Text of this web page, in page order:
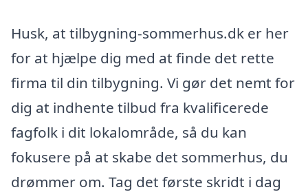
Husk, at tilbygning-sommerhus.dk er her
for at hjælpe dig med at finde det rette
firma til din tilbygning. Vi gør det nemt for
dig at indhente tilbud fra kvalificerede
fagfolk i dit lokalområde, så du kan
fokusere på at skabe det sommerhus, du
drømmer om. Tag det første skridt i dag